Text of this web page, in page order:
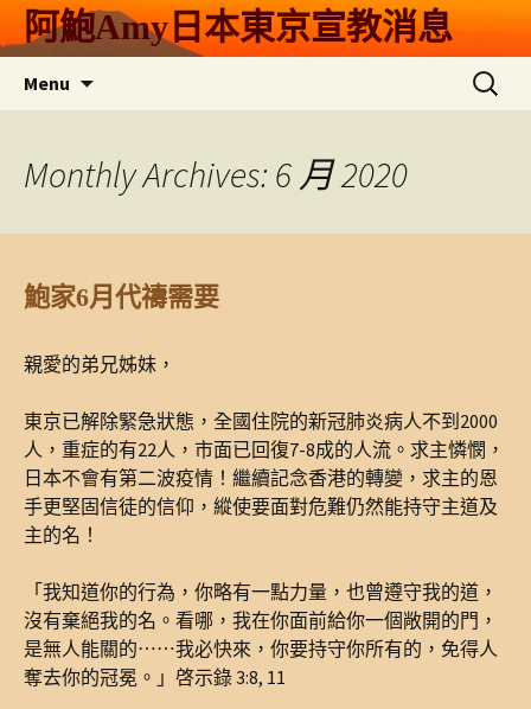
Skip
to 阿鮑Amy日本東京宣教消息
Menu
搜
尋
Monthly Archives: 6 月 2020
鮑家6月代禱需要
親愛的弟兄姊妹，
東京已解除緊急狀態，全國住院的新冠肺炎病人不到2000
人，重症的有22人，市面已回復7-8成的人流。求主憐憫，
日本不會有第二波疫情！繼續記念香港的轉變，求主的恩
手更堅固信徒的信仰，縱使要面對危難仍然能持守主道及
主的名！
「我知道你的行為，你略有一點力量，也曾遵守我的道，
沒有棄絕我的名。看哪，我在你面前給你一個敞開的門，
是無人能關的⋯⋯我必快來，你要持守你所有的，免得人
奪去你的冠冕。」啓示錄 3:8, 11